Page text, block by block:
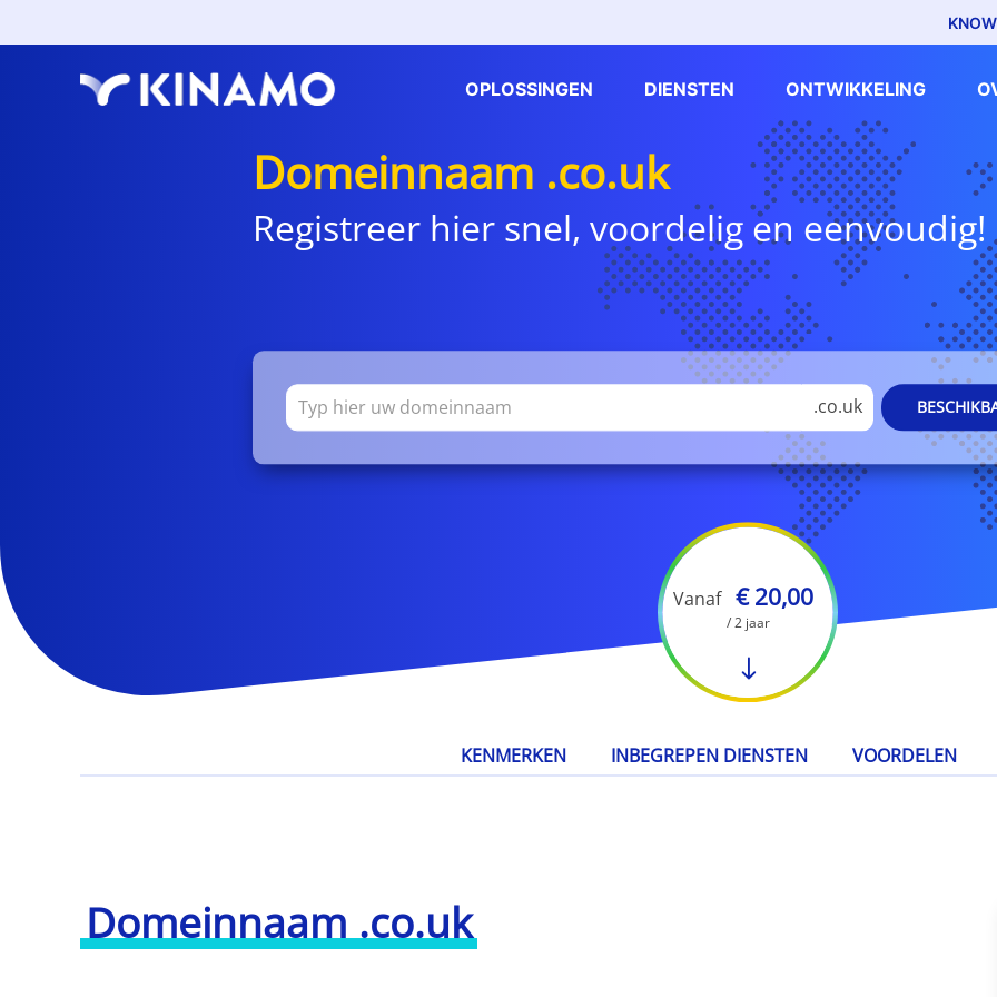
OPLOSSINGEN DIENSTEN ONTWIKKELING
Domeinnaam .co.uk
Registreer hier snel, voordelig en eenvoudig!
.co.uk
Vanaf € 20,00
/ 2 jaar
KENMERKEN INBEGREPEN DIENSTEN VOORDELEN
Domeinnaam .co.uk